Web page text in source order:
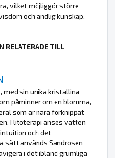
vilket möjliggör större
och andlig kunskap.
RELATERADE TILL
med sin unika kristallina
påminner om en blomma,
som är nära förknippat
I litoterapi anses vatten
och det
sätt används Sandrosen
i det ibland grumliga